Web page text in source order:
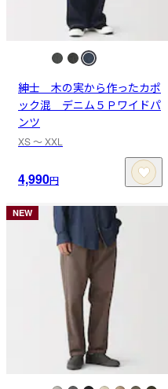
紳士 木の実から作ったカポ
ック混 デニム５Ｐワイドパ
ンツ
XS 〜 XXL
4,990円
NEW